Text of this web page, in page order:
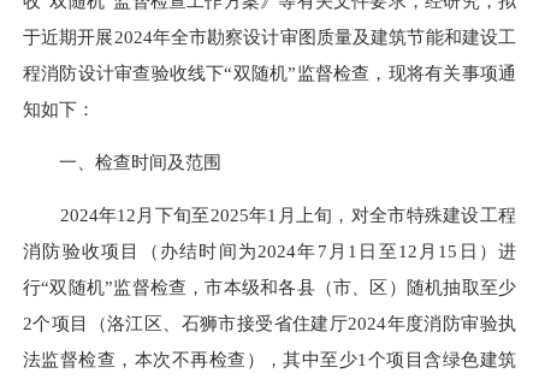
于近期开展2024年全市勘察设计审图质量及建筑节能和建设工
程消防设计审查验收线下“双随机”监督检查，现将有关事项通
知如下：
一、检查时间及范围
2024年12月下旬至2025年1月上旬，对全市特殊建设工程
消防验收项目（办结时间为2024年7月1日至12月15日）进
行“双随机”监督检查，市本级和各县（市、区）随机抽取至少
2个项目（洛江区、石狮市接受省住建厅2024年度消防审验执
法监督检查，本次不再检查），其中至少1个项目含绿色建筑